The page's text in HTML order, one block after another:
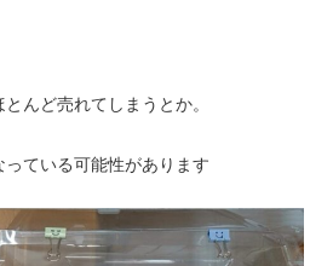
んど売れてしまうとか。
ている可能性があります